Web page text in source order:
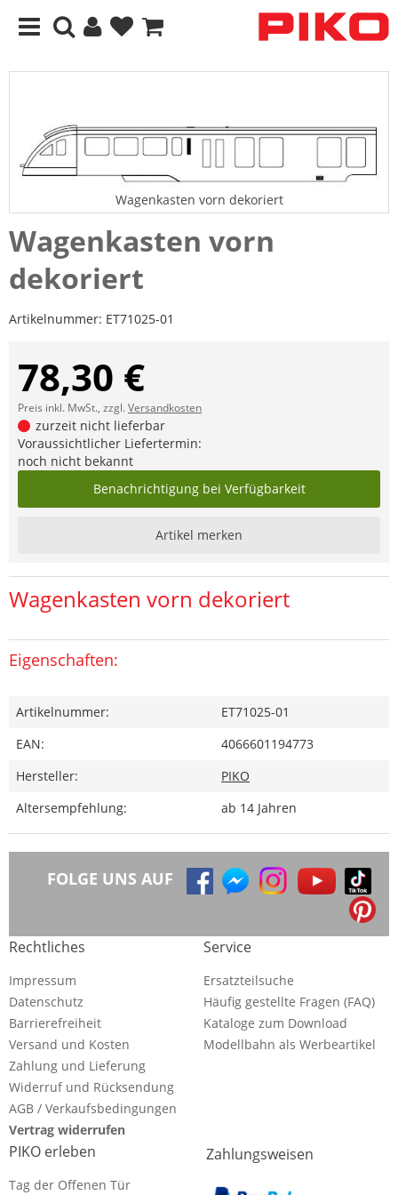
Wagenkasten vorn dekoriert
Wagenkasten vorn
dekoriert
Artikelnummer: ET71025-01
78,30 €
Preis inkl. MwSt., zzgl.Versandkosten
zurzeit nicht lieferbar
Voraussichtlicher Liefertermin:
noch nicht bekannt
Benachrichtigung bei Verfügbarkeit
Artikel merken
Wagenkasten vorn dekoriert
Eigenschaften:
Artikelnummer:
ET71025-01
EAN:
4066601194773
Hersteller:
PIKO
Altersempfehlung:
ab 14 Jahren
FOLGE UNS AUF
Rechtliches
Impressum
Datenschutz
Barrierefreiheit
Versand und Kosten
Zahlung und Lieferung
Widerruf und Rücksendung
AGB / Verkaufsbedingungen
Vertrag widerrufen
Service
Ersatzteilsuche
Häufig gestellte Fragen (FAQ)
Kataloge zum Download
Modellbahn als Werbeartikel
PIKO erleben
Tag der Offenen Tür
Zahlungsweisen